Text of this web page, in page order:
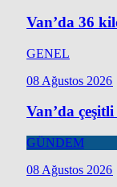
Van’da 36
GENEL
08 Ağustos 2026
Van’da
GÜNDEM
08 Ağustos 2026